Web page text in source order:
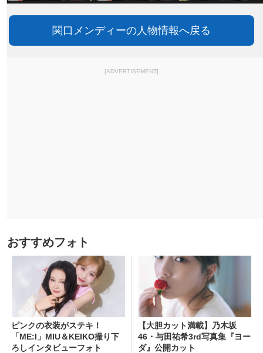
関口メンディーの人物情報へ戻る
[ADVERTISEMENT]
おすすめフォト
ピンクの衣装がステキ！
「ME:I」MIU＆KEIKO撮り下
ろしインタビューフォト
【大胆カット満載】乃木坂
46・与田祐希3rd写真集『ヨー
ダ』公開カット